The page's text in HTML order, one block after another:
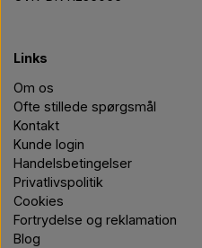
Links
Om os
Ofte stillede spørgsmål
Kontakt
Kunde login
Handelsbetingelser
Privatlivspolitik
Cookies
Fortrydelse og reklamation
Blog